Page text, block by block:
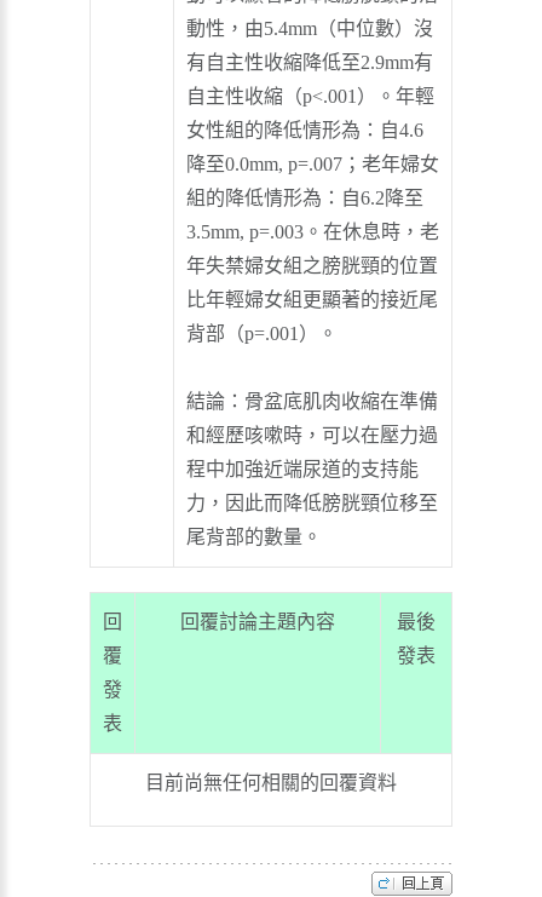
動性，由5.4mm（中位數）沒
有自主性收縮降低至2.9mm有
自主性收縮（p<.001）。年輕
女性組的降低情形為：自4.6
降至0.0mm, p=.007；老年婦女
組的降低情形為：自6.2降至
3.5mm, p=.003。在休息時，老
年失禁婦女組之膀胱頸的位置
比年輕婦女組更顯著的接近尾
背部（p=.001）。
結論： 骨盆底肌肉收縮在準備
和經歷咳嗽時，可以在壓力過
程中加強近端尿道的支持能
力，因此而降低膀胱頸位移至
尾背部的數量。
回
覆
發
表
回覆討論主題內容
最後
發表
目前尚無任何相關的回覆資料